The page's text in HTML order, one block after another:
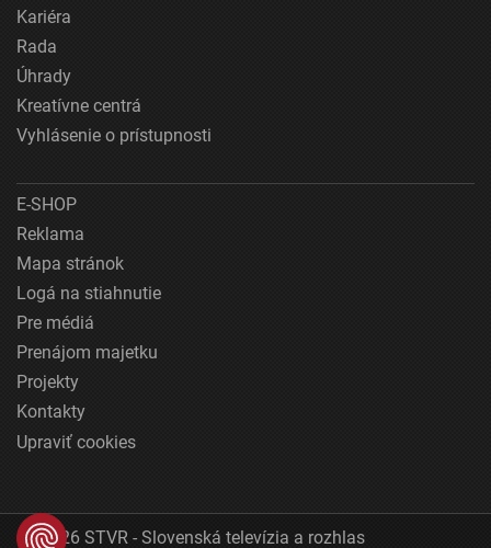
Kariéra
Rada
Úhrady
Kreatívne centrá
Vyhlásenie o prístupnosti
E-SHOP
Reklama
Mapa stránok
Logá na stiahnutie
Pre médiá
Prenájom majetku
Projekty
Kontakty
Upraviť cookies
© 2026 STVR - Slovenská televízia a rozhlas